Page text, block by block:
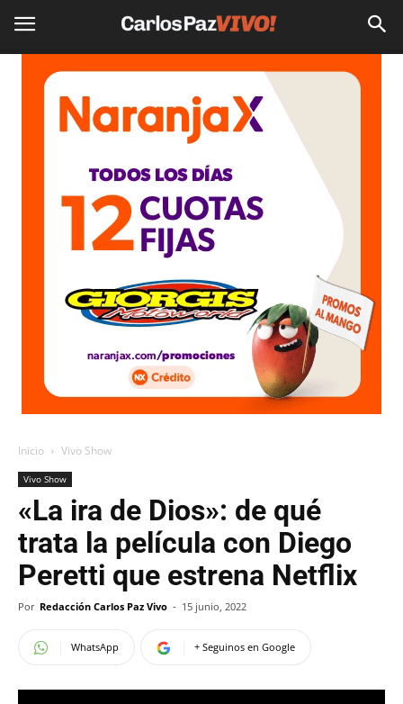
Inicio Vivo Show
Vivo Show
«La ira de Dios»: de qué
trata la película con Diego
Peretti que estrena Netflix
Por Redacción Carlos Paz Vivo - 15 junio, 2022
WhatsApp + Seguinos en Google